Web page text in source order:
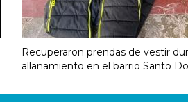
Recuperaron prendas de vestir
allanamiento en el barrio Santo